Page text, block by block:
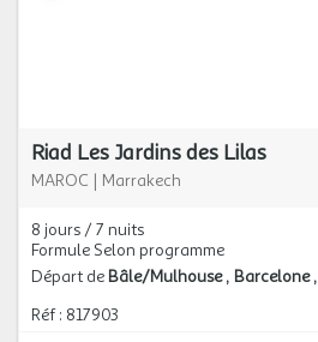
Riad Les Jardins des Lilas
MAROC | Marrakech
8 jours / 7 nuits
Formule Selon programme
Départ de Bâle/Mulhouse Barcelone
Réf : 817903